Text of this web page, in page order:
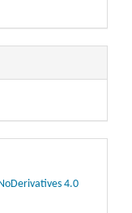
4.0